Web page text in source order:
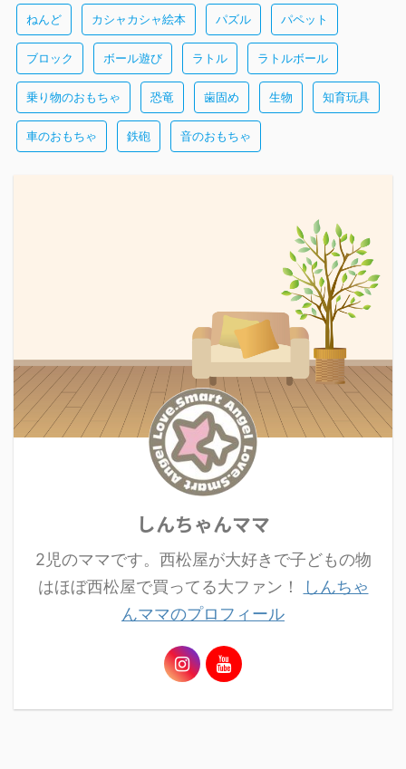
ねんど カシャカシャ絵本 パズル パペット
ブロック ボール遊び ラトル ラトルボール
乗り物のおもちゃ 恐竜 歯固め 生物 知育玩具
車のおもちゃ 鉄砲 音のおもちゃ
しんちゃんママ
2児のママです。西松屋が大好きで子どもの物
はほぼ西松屋で買ってる大ファン！
しんちゃ
んママのプロフィール